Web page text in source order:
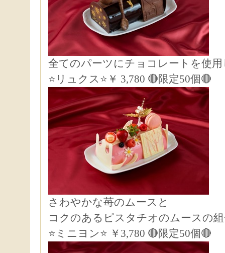
全てのパーツにチョコレートを使
⭐リュクス⭐￥ 3,780 🔴限定50個🔴
さわやかな苺のムースと
コクのあるピスタチオのムースの
⭐ミニヨン⭐ ￥3,780 🔴限定50個🔴